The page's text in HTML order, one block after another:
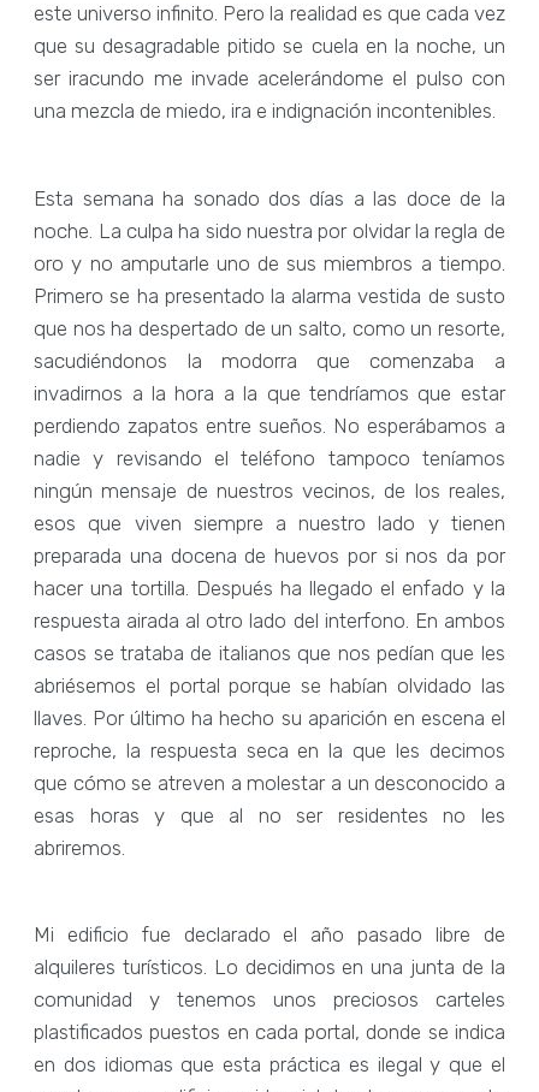
este universo infinito. Pero la realidad es que cada vez
que su desagradable pitido se cuela en la noche, un
ser iracundo me invade acelerándome el pulso con
una mezcla de miedo, ira e indignación incontenibles.
Esta semana ha sonado dos días a las doce de la
noche. La culpa ha sido nuestra por olvidar la regla de
oro y no amputarle uno de sus miembros a tiempo.
Primero se ha presentado la alarma vestida de susto
que nos ha despertado de un salto, como un resorte,
sacudiéndonos la modorra que comenzaba a
invadirnos a la hora a la que tendríamos que estar
perdiendo zapatos entre sueños. No esperábamos a
nadie y revisando el teléfono tampoco teníamos
ningún mensaje de nuestros vecinos, de los reales,
esos que viven siempre a nuestro lado y tienen
preparada una docena de huevos por si nos da por
hacer una tortilla. Después ha llegado el enfado y la
respuesta airada al otro lado del interfono. En ambos
casos se trataba de italianos que nos pedían que les
abriésemos el portal porque se habían olvidado las
llaves. Por último ha hecho su aparición en escena el
reproche, la respuesta seca en la que les decimos
que cómo se atreven a molestar a un desconocido a
esas horas y que al no ser residentes no les
abriremos.
Mi edificio fue declarado el año pasado libre de
alquileres turísticos. Lo decidimos en una junta de la
comunidad y tenemos unos preciosos carteles
plastificados puestos en cada portal, donde se indica
en dos idiomas que esta práctica es ilegal y que el